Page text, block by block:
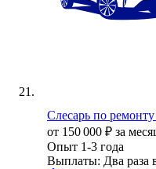
Слесарь по
от 150 000 ₽ за
Опыт 1-3 года
Выплаты: Два раза